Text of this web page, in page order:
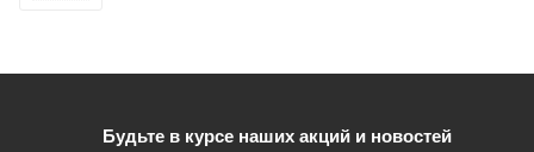
Будьте в курсе наших акций и новостей